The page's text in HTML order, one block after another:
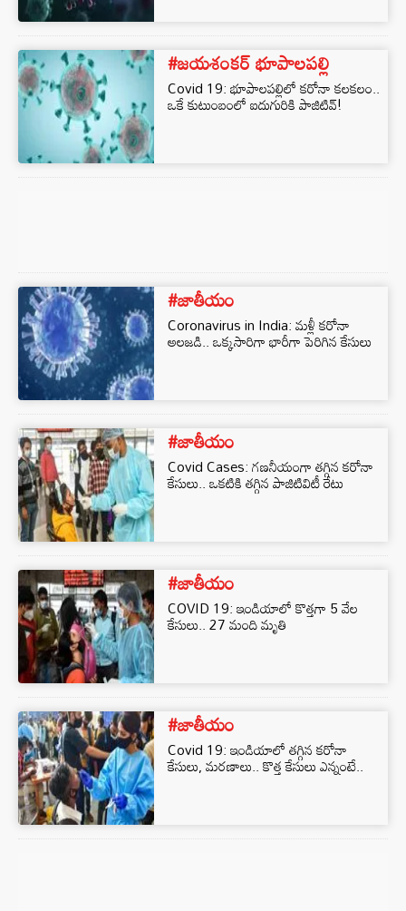
#జయశంకర్ భూపాలపల్లి
Covid 19: భూపాలపల్లిలో కరోనా కలకలం..
ఒకే కుటుంబంలో ఐదుగురికి పాజిటివ్!
#జాతీయం
Coronavirus in India: మళ్లీ కరోనా
అలజడి.. ఒక్కసారిగా భారీగా పెరిగిన కేసులు
#జాతీయం
Covid Cases: గణనీయంగా తగ్గిన కరోనా
కేసులు.. ఒకటికి తగ్గిన పాజిటివిటీ రేటు
#జాతీయం
COVID 19: ఇండియాలో కొత్తగా 5 వేల
కేసులు.. 27 మంది మృతి
#జాతీయం
Covid 19: ఇండియాలో తగ్గిన కరోనా
కేసులు, మరణాలు.. కొత్త కేసులు ఎన్నంటే..